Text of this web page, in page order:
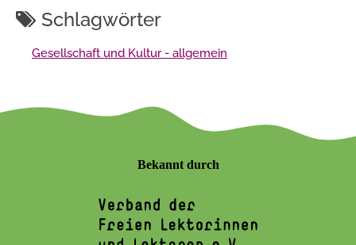
Schlagwörter
Gesellschaft und Kultur - allgemein
Bekannt durch